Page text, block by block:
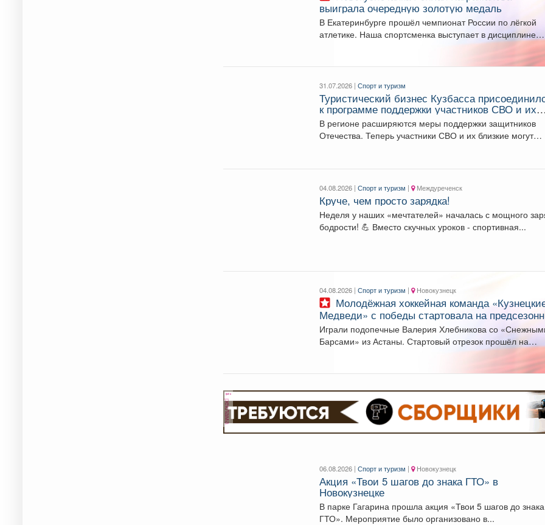
выиграла очередную золотую медаль
В Екатеринбурге прошёл чемпионат России по лёгкой
атлетике. Наша спортсменка выступает в дисциплине
31.07.2026 |Спорт и туризм
Туристический бизнес Кузбасса
к программе поддержки участников СВО и их
семей.
В регионе расширяются меры поддержки защитников
Отечества. Теперь участники СВО и их близкие могут
04.08.2026 |Спорт и туризм | Междуреченск
Круче, чем просто зарядка!
Неделя у наших «мечтателей» началась с мощного
бодрости! 💪 Вместо скучных уроков - спортивная...
04.08.2026 |Спорт и туризм | Новокузнецк
Медведи» с победы стартовала на
турнире в Омске.
Играли подопечные Валерия Хлебникова со
Барсами» из Астаны. Стартовый отрезок прошёл на
реклама
06.08.2026 |Спорт и туризм | Новокузнецк
Акция «Твои 5 шагов до знака ГТО» в
Новокузнецке
В парке Гагарина прошла акция «Твои 5 шагов до знака
ГТО». Мероприятие было организовано в...